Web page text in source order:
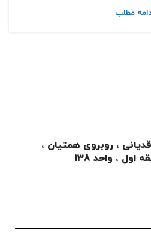
مطلب
، روبروی همتیان ،
، واحد 138